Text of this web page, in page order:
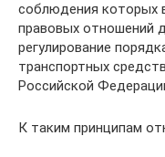
соблюдения которых
правовых отношений
регулирование
транспортных
Российской
К таким принципам